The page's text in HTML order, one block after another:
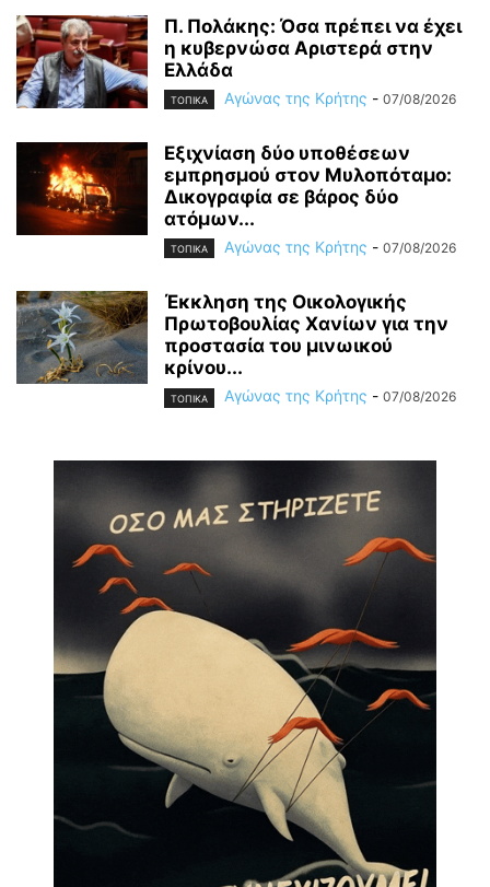
Π. Πολάκης: Όσα πρέπει να έχει
η κυβερνώσα Αριστερά στην
Ελλάδα
ΤΟΠΙΚΑ Αγώνας της Κρήτης - 07/08/2026
Εξιχνίαση δύο υποθέσεων
εμπρησμού στον Μυλοπόταμο:
Δικογραφία σε βάρος δύο
ατόμων...
ΤΟΠΙΚΑ Αγώνας της Κρήτης - 07/08/2026
Έκκληση της Οικολογικής
Πρωτοβουλίας Χανίων για την
προστασία του μινωικού
κρίνου...
ΤΟΠΙΚΑ Αγώνας της Κρήτης - 07/08/2026